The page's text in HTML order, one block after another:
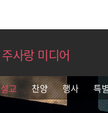
설교 찬양 행사 특
주사랑 미디어